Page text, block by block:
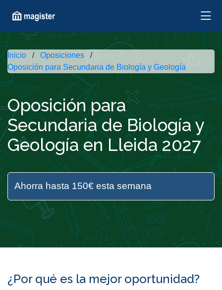
Inicio
Oposiciones
Oposición para Secundaria de Biología y Geología
Oposición para
Secundaria de Biología y
Geología en Lleida 2027
Ahorra hasta 150€ esta semana
¿Por qué es la mejor oportunidad?